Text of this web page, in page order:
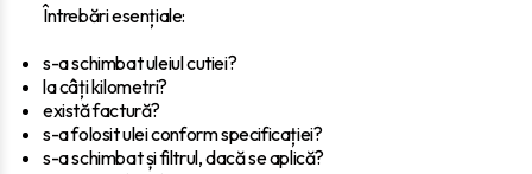
Întrebări esențiale:
s-a schimbat uleiul cutiei?
la câți kilometri?
există factură?
s-a folosit ulei conform specificației?
s-a schimbat și filtrul, dacă se aplică?